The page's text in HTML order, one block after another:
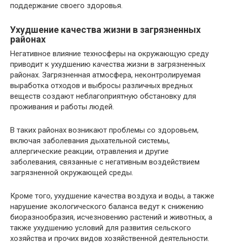
поддержание своего здоровья.
Ухудшение качества жизни в загрязненных
районах
Негативное влияние техносферы на окружающую среду
приводит к ухудшению качества жизни в загрязненных
районах. Загрязненная атмосфера, неконтролируемая
выработка отходов и выбросы различных вредных
веществ создают неблагоприятную обстановку для
проживания и работы людей.
В таких районах возникают проблемы со здоровьем,
включая заболевания дыхательной системы,
аллергические реакции, отравления и другие
заболевания, связанные с негативным воздействием
загрязненной окружающей среды.
Кроме того, ухудшение качества воздуха и воды, а также
нарушение экологического баланса ведут к снижению
биоразнообразия, исчезновению растений и животных, а
также ухудшению условий для развития сельского
хозяйства и прочих видов хозяйственной деятельности.